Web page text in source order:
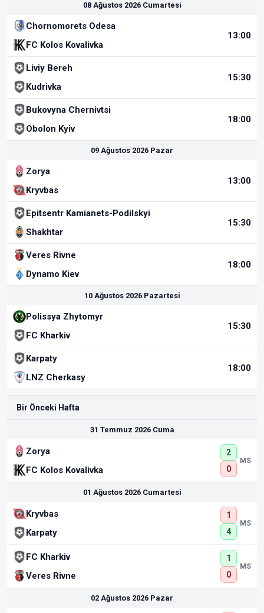
08 Ağustos 2026 Cumartesi
Chornomorets Odesa
FC Kolos Kovalivka
13:00
Liviy Bereh
Kudrivka
15:30
Bukovyna Chernivtsi
Obolon Kyiv
18:00
09 Ağustos 2026 Pazar
Zorya
Kryvbas
13:00
Epitsentr Kamianets-Podilskyi
Shakhtar
15:30
Veres Rivne
Dynamo Kiev
18:00
10 Ağustos 2026 Pazartesi
Polissya Zhytomyr
FC Kharkiv
15:30
Karpaty
LNZ Cherkasy
18:00
Bir Önceki Hafta
31 Temmuz 2026 Cuma
Zorya
FC Kolos Kovalivka
2
0
MS
01 Ağustos 2026 Cumartesi
Kryvbas
Karpaty
1
4
MS
FC Kharkiv
Veres Rivne
1
0
MS
02 Ağustos 2026 Pazar